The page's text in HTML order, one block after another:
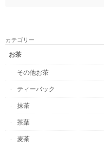
カテゴリー
お茶
その他お茶
ティーバック
抹茶
茶葉
麦茶